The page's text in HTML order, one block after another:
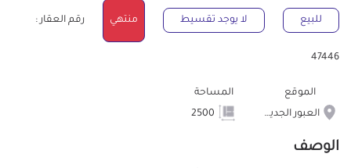
للبيع لا يوجد تقسيط منتهي رقم العقار :
47446
الموقع
العبور الجديدة
المساحة
الوصف